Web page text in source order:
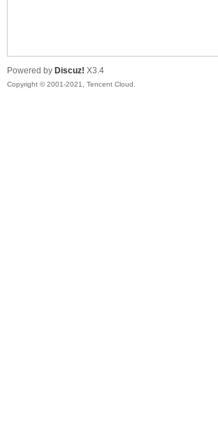
Powered by Discuz! X3.4
Copyright © 2001-2021, Tencent Cloud.